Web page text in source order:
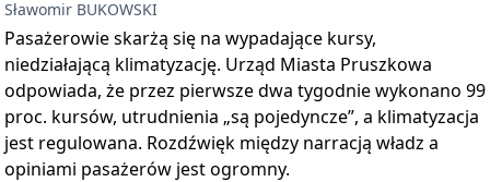
Sławomir BUKOWSKI
Pasażerowie skarżą się na wypadające kursy,
niedziałającą klimatyzację. Urząd Miasta Pruszkowa
odpowiada, że przez pierwsze dwa tygodnie wykonano 99
proc. kursów, utrudnienia „są pojedyncze”, a klimatyzacja
jest regulowana. Rozdźwięk między narracją władz a
opiniami pasażerów jest ogromny.